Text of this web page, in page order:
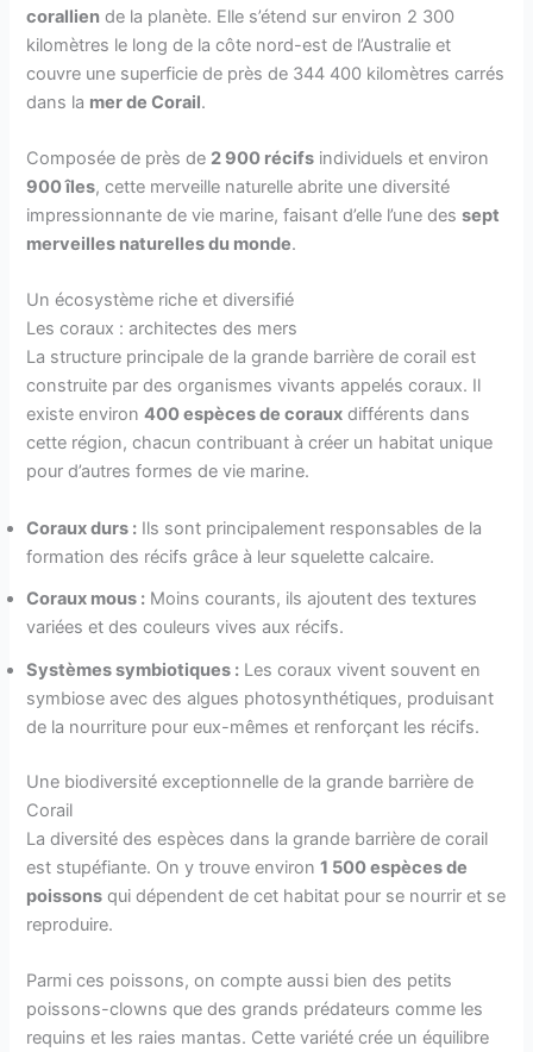
corallien de la planète. Elle s’étend sur environ 2 300
kilomètres le long de la côte nord-est de l’Australie et
couvre une superficie de près de 344 400 kilomètres carrés
dans la mer de Corail.
Composée de près de 2 900 récifs individuels et environ
900 îles, cette merveille naturelle abrite une diversité
impressionnante de vie marine, faisant d’elle l’une dessept
merveilles naturelles du monde.
Un écosystème riche et diversifié
Les coraux : architectes des mers
La structure principale de la grande barrière de corail est
construite par des organismes vivants appelés coraux. Il
existe environ400 espèces de coraux différents dans
cette région, chacun contribuant à créer un habitat unique
pour d’autres formes de vie marine.
Coraux durs : Ils sont principalement responsables de la
formation des récifs grâce à leur squelette calcaire.
Coraux mous : Moins courants, ils ajoutent des textures
variées et des couleurs vives aux récifs.
Systèmes symbiotiques : Les coraux vivent souvent en
symbiose avec des algues photosynthétiques, produisant
de la nourriture pour eux-mêmes et renforçant les récifs.
Une biodiversité exceptionnelle de la grande barrière de
Corail
La diversité des espèces dans la grande barrière de corail
est stupéfiante. On y trouve environ1 500 espèces de
poissons qui dépendent de cet habitat pour se nourrir et se
reproduire.
Parmi ces poissons, on compte aussi bien des petits
poissons-clowns que des grands prédateurs comme les
requins et les raies mantas. Cette variété crée un équilibre